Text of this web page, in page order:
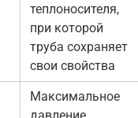
теплоносителя,
при которой
труба сохраняет
свои свойства
Максимальное
давление,